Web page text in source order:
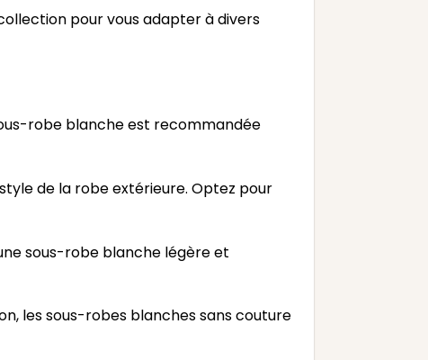
pour vous adapter à divers
robe blanche est recommandée
de la robe extérieure. Optez pour
sous-robe blanche légère et
les sous-robes blanches sans couture